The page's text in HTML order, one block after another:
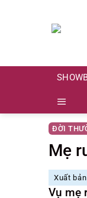
ĐỜI
Mẹ
Xuất
Vụ mẹ